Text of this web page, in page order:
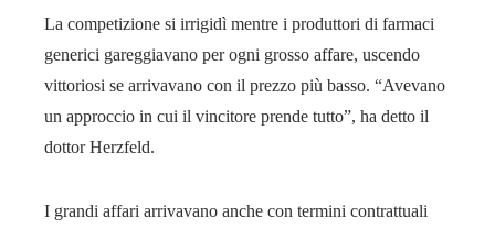
La competizione si irrigidì mentre i produttori di farmaci
generici gareggiavano per ogni grosso affare, uscendo
vittoriosi se arrivavano con il prezzo più basso. “Avevano
un approccio in cui il vincitore prende tutto”, ha detto il
dottor Herzfeld.
I grandi affari arrivavano anche con termini contrattuali